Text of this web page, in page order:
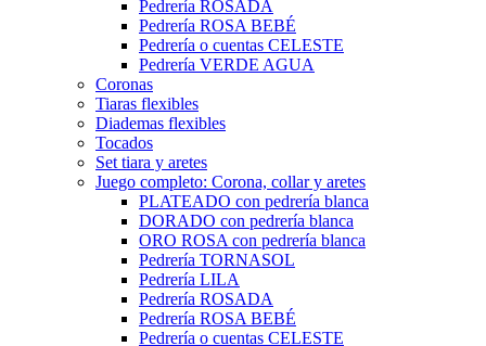
Pedrería ROSADA
Pedrería ROSA BEBÉ
Pedrería o cuentas CELESTE
Pedrería VERDE AGUA
Coronas
Tiaras flexibles
Diademas flexibles
Tocados
Set tiara y aretes
Juego completo: Corona, collar y aretes
PLATEADO con pedrería blanca
DORADO con pedrería blanca
ORO ROSA con pedrería blanca
Pedrería TORNASOL
Pedrería LILA
Pedrería ROSADA
Pedrería ROSA BEBÉ
Pedrería o cuentas CELESTE